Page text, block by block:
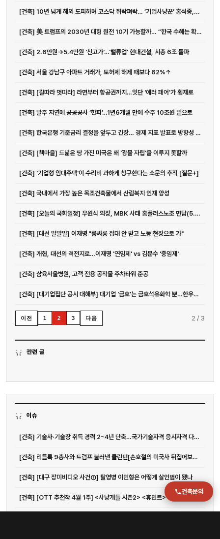
[건축] 10년 넘게 해외 도피하며 코스닥 쥐락펴락… ‘기업사냥꾼’ 홍석종,...
[건축] 美 트럼프의 2030년 대형 원전 10기 가능할까… “한국 수혜는 확실”
[건축] 2.6만원→5.4만원 '신고가'…'밸류업' 현대건설, 시총 6조 돌파
[건축] 서울 강남구 아파트 거래가, 토허제 해제 때보다 62%↑
[건축] [길따라 멋따라] 라면부터 항공권까지…잇단 '에러 페어'가 횡재로
[건축] 발주 지연에 공공공사 ‘한파’…1년6개월 만에 수주 10조원 밑으로
[건축] 한국은행 기준금리 결정을 앞두고 긴장… 경제 지표 발표로 방향성 주목
[건축] [책마을] 드넓은 땅 가진 미국은 왜 '광물 자립'을 이루지 못할까
[건축] '기업형 임대주택'이 수리비 과하게 청구한다는 소문의 추적 [질문+]
[건축] 국내에서 가장 높은 목조건축물에서 산림복지 인재 양성
[건축] [오늘의 국회일정] 우원식 의장, MBK 사태 홈플러스노조 면담(5.22)
[건축] [대선 말말말] 이재명 "룸싸롱 접대 안 받고 노동 현장으로 가"
[건축] 개헌, 대선의 격전지로…이재명 '연임제' vs 김문수 '중임제'
[건축] 삼육서울병원, 고객 전용 공작물 주차타워 준공
[건축] [대기업집단 공시 대해부] 대기업 '금호'는 금호석유화학 뿐…한우물 전...
이전 1 2 3 다음 2 / 3
관련 글
이슈
[건축] 기술사·기술장 취득 경력 2~4년 단축…국가기술자격 응시자격 다양화 | 아주경제
[건축] 리틀록 9총사와 트럼프 불러낸 클린턴[손호철의 미국사 뒤집어보기](32)
[건축] [대구 장미비디오 사건③] 탈영병 이민형은 어떻게 살인범이 됐나
건축문의
전화
이메일
주소
부산 강서구 명지국제2로 41
POSCO 샤인오피스 306호